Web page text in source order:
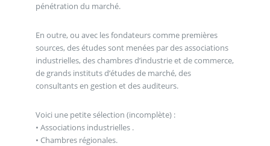
pénétration du marché.
En outre, ou avec les fondateurs comme premières
sources, des études sont menées par des associations
industrielles, des chambres d’industrie et de commerce,
de grands instituts d’études de marché, des
consultants en gestion et des auditeurs.
Voici une petite sélection (incomplète) :
• Associations industrielles .
• Chambres régionales.